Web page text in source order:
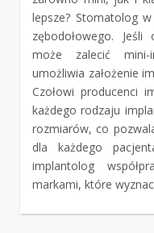
lepsze? Stomatolog
zębodołowego.
może zalecić mini-
umożliwia założenie
Czołowi producenci
każdego rodzaju
rozmiarów, co
dla każdego
implantolog
markami, które